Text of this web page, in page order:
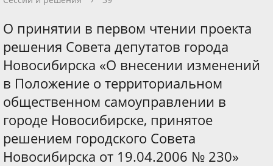
О принятии в первом чтении проекта
решения Совета депутатов города
Новосибирска «О внесении изменений
в Положение о территориальном
общественном самоуправлении в
городе Новосибирске, принятое
решением городского Совета
Новосибирска от 19.04.2006 № 230»